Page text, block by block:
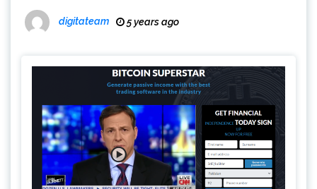
digitateam 5 years ago